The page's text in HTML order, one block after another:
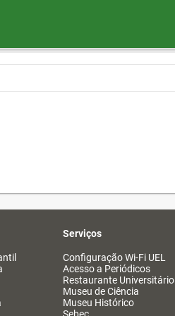
Serviços
Configuração Wi-Fi UEL
Acesso a Periódicos
Restaurante Universitário
Museu de Ciência
Museu Histórico